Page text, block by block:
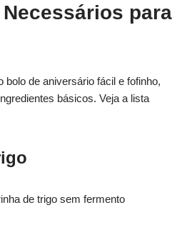
para
bolo de aniversário fácil e fofinho,
básicos. Veja a lista
de trigo sem fermento